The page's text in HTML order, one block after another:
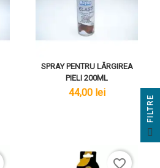
SPRAY PENTRU LĂRGIREA
PIELI 200ML
lei
44,00 lei
favorite_border
E